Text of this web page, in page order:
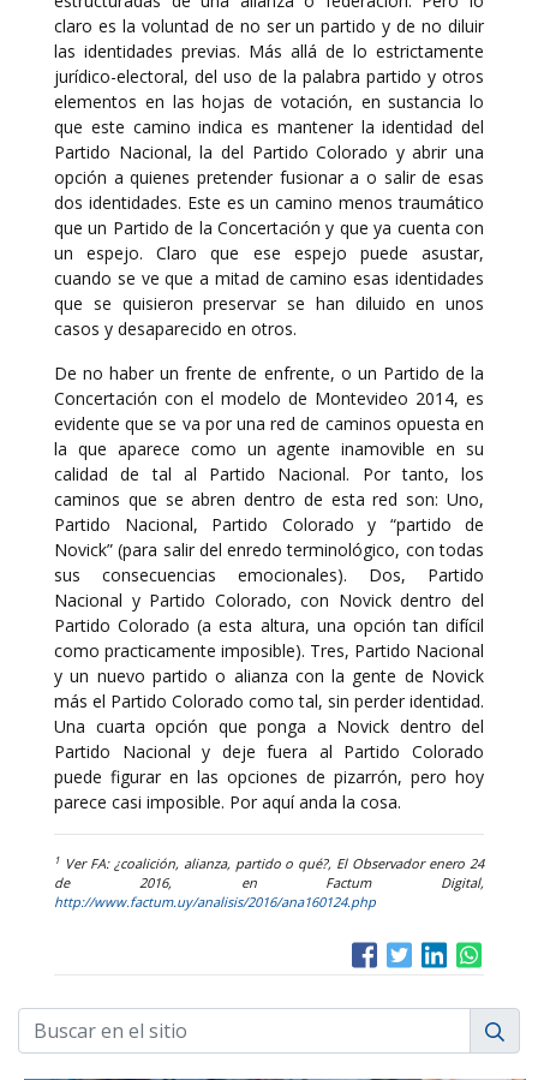
claro es la voluntad de no ser un partido y de no diluir
las identidades previas. Más allá de lo estrictamente
jurídico-electoral, del uso de la palabra partido y otros
elementos en las hojas de votación, en sustancia lo
que este camino indica es mantener la identidad del
Partido Nacional, la del Partido Colorado y abrir una
opción a quienes pretender fusionar a o salir de esas
dos identidades. Este es un camino menos traumático
que un Partido de la Concertación y que ya cuenta con
un espejo. Claro que ese espejo puede asustar,
cuando se ve que a mitad de camino esas identidades
que se quisieron preservar se han diluido en unos
casos y desaparecido en otros.
De no haber un frente de enfrente, o un Partido de la
Concertación con el modelo de Montevideo 2014, es
evidente que se va por una red de caminos opuesta en
la que aparece como un agente inamovible en su
calidad de tal al Partido Nacional. Por tanto, los
caminos que se abren dentro de esta red son: Uno,
Partido Nacional, Partido Colorado y “partido de
Novick” (para salir del enredo terminológico, con todas
sus consecuencias emocionales). Dos, Partido
Nacional y Partido Colorado, con Novick dentro del
Partido Colorado (a esta altura, una opción tan difícil
como practicamente imposible). Tres, Partido Nacional
y un nuevo partido o alianza con la gente de Novick
más el Partido Colorado como tal, sin perder identidad.
Una cuarta opción que ponga a Novick dentro del
Partido Nacional y deje fuera al Partido Colorado
puede figurar en las opciones de pizarrón, pero hoy
parece casi imposible. Por aquí anda la cosa.
1 Ver FA: ¿coalición, alianza, partido o qué?, El Observador enero 24
de 2016, en Factum Digital,
http://www.factum.uy/analisis/2016/ana160124.php